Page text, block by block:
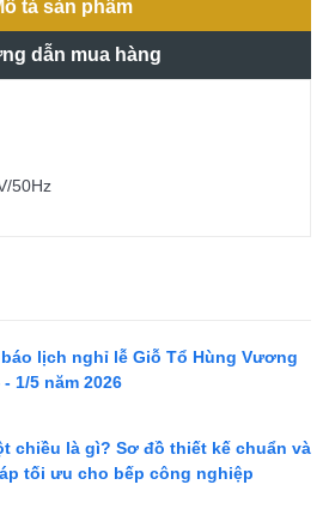
tả sản phẩm
dẫn mua hàng
50Hz
lịch nghỉ lễ Giỗ Tổ Hùng Vương
- 1/5 năm 2026
chiều là gì? Sơ đồ thiết kế chuẩn và
tối ưu cho bếp công nghiệp